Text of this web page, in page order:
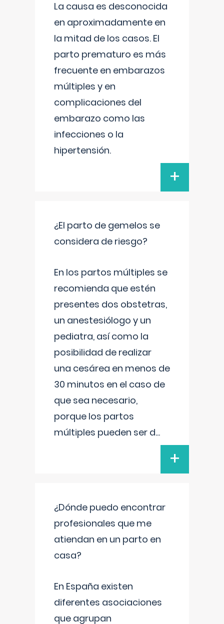
La causa es desconocida
en aproximadamente en
la mitad de los casos. El
parto prematuro es más
frecuente en embarazos
múltiples y en
complicaciones del
embarazo como las
infecciones o la
hipertensión.
+
¿El parto de gemelos se
considera de riesgo?
En los partos múltiples se
recomienda que estén
presentes dos obstetras,
un anestesiólogo y un
pediatra, así como la
posibilidad de realizar
una cesárea en menos de
30 minutos en el caso de
que sea necesario,
porque los partos
múltiples pueden ser d...
+
¿Dónde puedo encontrar
profesionales que me
atiendan en un parto en
casa?
En España existen
diferentes asociaciones
que agrupan